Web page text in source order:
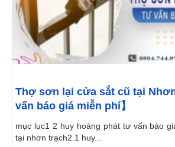
Thợ sơn lại cửa sắt cũ tại
vấn báo giá miễn phí】
mục lục1 2 huy hoàng phát tư vấn báo
tại nhơn trạch2.1 huy...